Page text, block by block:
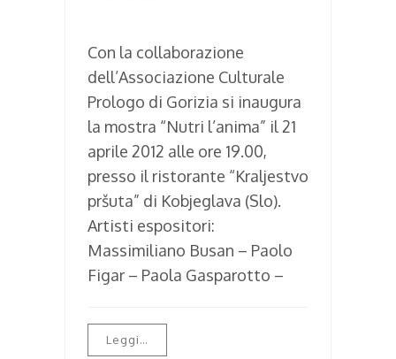
Con la collaborazione
dell’Associazione Culturale
Prologo di Gorizia si inaugura
la mostra “Nutri l’anima” il 21
aprile 2012 alle ore 19.00,
presso il ristorante “Kraljestvo
pršuta” di Kobjeglava (Slo).
Artisti espositori:
Massimiliano Busan – Paolo
Figar – Paola Gasparotto –
Leggi…